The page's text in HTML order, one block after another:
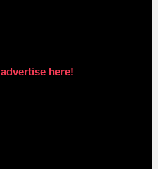
advertise here!